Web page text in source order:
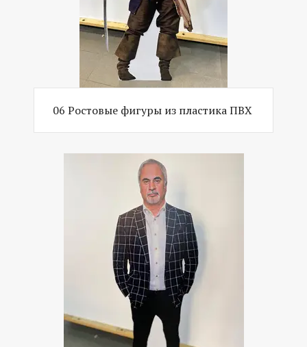
06 Ростовые фигуры из пластика ПВХ